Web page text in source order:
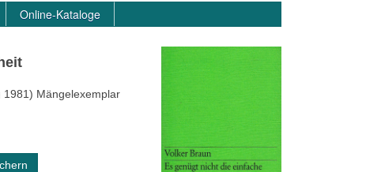
Online-Kataloge
1981) Mängelexemplar